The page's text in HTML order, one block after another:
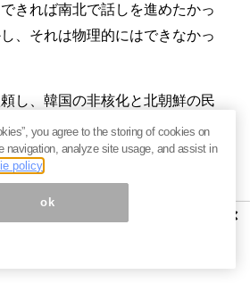
きれば南北で話しを進めたかっ
、それは物理的にはできなかっ
し、韓国の非核化と北朝鮮の民
だということです。
ずれ韓国からの米軍撤退も視野
×
you agree to the storing of cookies on
navigation, analyze site usage, and assist in
policy
ok